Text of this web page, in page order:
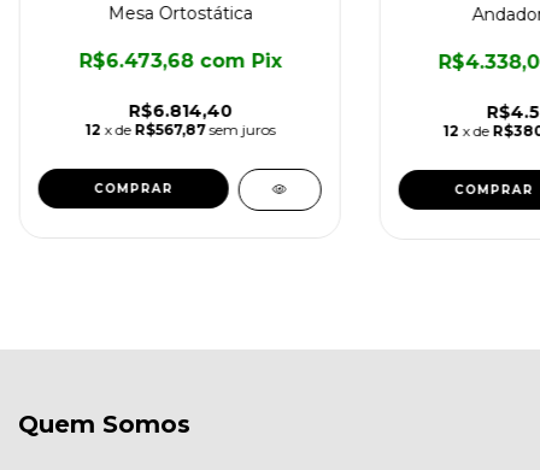
Mesa Ortostática
R$6.814,40
R$6.473,68 com Pix
12 x de R$567,87 sem juros 12 x de
COMPRAR
Quem Somos